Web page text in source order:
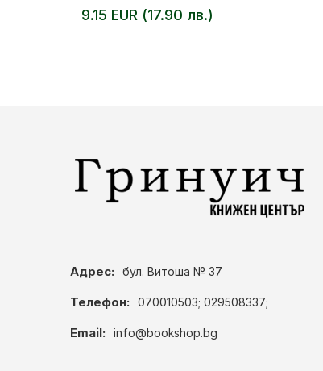
9.15 EUR (17.90 лв.)
Адрес: бул. Витоша № 37
Телефон: 070010503; 029508337;
Email: info@bookshop.bg